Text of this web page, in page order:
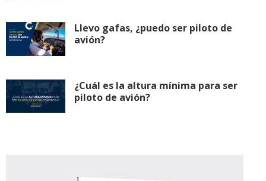
Llevo gafas, ¿puedo ser piloto de
avión?
¿Cuál es la altura mínima para ser
piloto de avión?